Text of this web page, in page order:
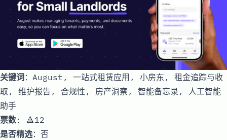
关键词：August, 一站式租赁应用, 小房东, 租金追踪与收
取, 维护报告, 合规性, 房产洞察, 智能备忘录, 人工智能
助手
票数: 🔺12
是否精选：否